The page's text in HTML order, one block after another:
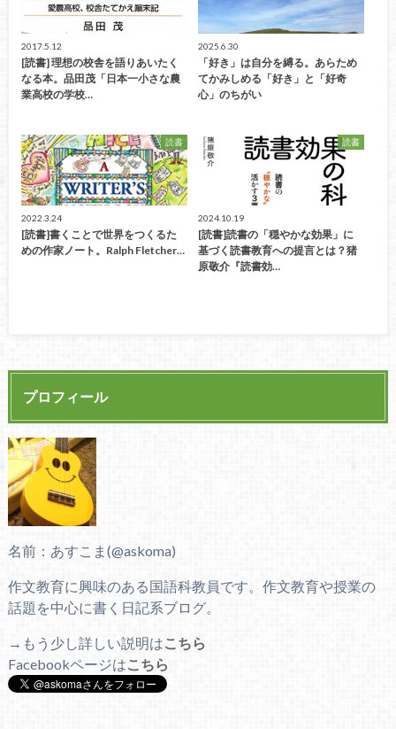
2017.5.12
[読書] 理想の校舎を語りあいたく
なる本。品田茂「日本一小さな農
業高校の学校…
2025.6.30
「好き」は自分を縛る。あらため
てかみしめる「好き」と「好奇
心」のちがい
読書
2022.3.24
[読書]書くことで世界をつくるた
めの作家ノート。Ralph Fletcher…
読書
2024.10.19
[読書]読書の「穏やかな効果」に
基づく読書教育への提言とは？猪
原敬介『読書効…
プロフィール
名前：あすこま(@askoma)
作文教育に興味のある国語科教員です。作文教育や授業の
話題を中心に書く日記系ブログ。
→もう少し詳しい説明はこちら
Facebookページはこちら